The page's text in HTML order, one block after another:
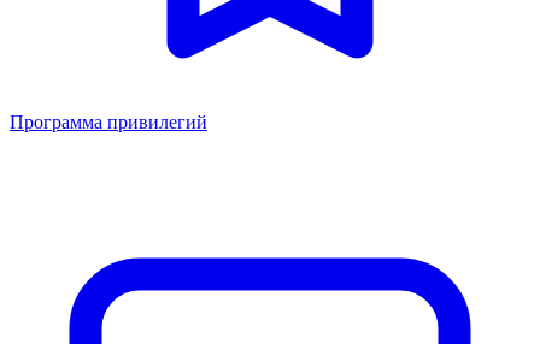
Программа привилегий